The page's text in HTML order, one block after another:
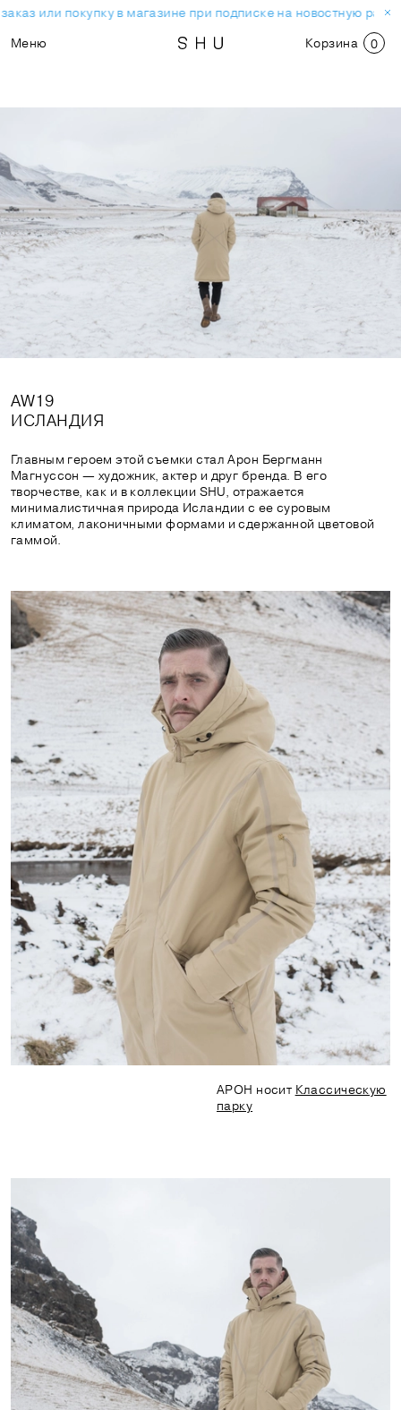
или покупку в магазине при подписке на новостную
Меню
Корзина 0
AW19
ИСЛАНДИЯ
Главным героем этой съемки стал Арон Бергманн
Магнуссон — художник, актер и друг бренда. В его
творчестве, как и в коллекции SHU, отражается
минималистичная природа Исландии с ее суровым
климатом, лаконичными формами и сдержанной цветовой
гаммой.
АРОН носит Классическую
парку